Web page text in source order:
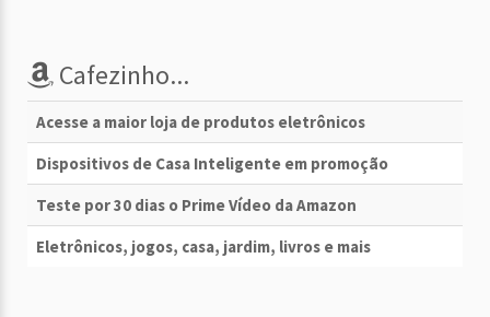
Cafezinho...
Acesse a maior loja de produtos eletrônicos
Dispositivos de Casa Inteligente em promoção
Teste por 30 dias o Prime Vídeo da Amazon
Eletrônicos, jogos, casa, jardim, livros e mais